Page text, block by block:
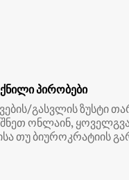
პირობები
გასვლის ზუსტი
ონლაინ,
თუ ბიუროკრატიის